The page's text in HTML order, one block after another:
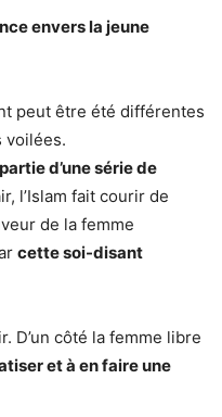
envers la jeune
peut être été différentes
voilées.
d’une série de
l’Islam fait courir de
de la femme
cette soi-disant
D’un côté la femme libre
et à en faire une